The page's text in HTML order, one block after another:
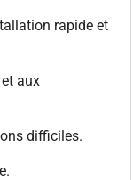
rapide et
aux
difficiles.